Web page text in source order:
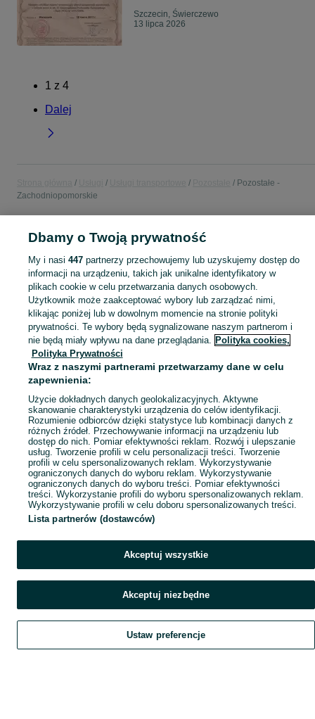
Szczecin, Świerczewo
13 lipca 2026
1 z 4
Dalej
Pozostałe -
Zachodniopomorskie
POLSKA » ZACHODNIOPOMORSKIE
KATEGORIA
Skorzystaj z największego serwisu ogłoszeniowego - Zachodniopomorskie i okolice! - kupuj lub sprzedawaj jeszcze wygodniej w kategorii Pozostałe! Zobacz
Mapa kategorii
Mapa miejscowości
Mapa ministron
Szukaj Obserwujesz Dodaj Czat Konto
Dbamy o Twoją prywatność
My i nasi 447partnerzy przechowujemy lub uzyskujemy dostęp do
informacji na urządzeniu, takich jak unikalne identyfikatory w
plikach cookie w celu przetwarzania danych osobowych.
Użytkownik może zaakceptować wybory lub zarządzać nimi,
klikając poniżej lub w dowolnym momencie na stronie polityki
prywatności. Te wybory będą sygnalizowane naszym partnerom i
nie będą miały wpływu na dane przeglądania. Polityka cookies,
Polityka Prywatności
Wraz z naszymi partnerami przetwarzamy dane w celu
zapewnienia:
Użycie dokładnych danych geolokalizacyjnych. Aktywne
skanowanie charakterystyki urządzenia do celów identyfikacji.
Rozumienie odbiorców dzięki statystyce lub kombinacji danych z
różnych źródeł. Przechowywanie informacji na urządzeniu lub
dostęp do nich. Pomiar efektywności reklam. Rozwój i ulepszanie
usług. Tworzenie profili w celu personalizacji treści. Tworzenie
profili w celu spersonalizowanych reklam. Wykorzystywanie
ograniczonych danych do wyboru reklam. Wykorzystywanie
ograniczonych danych do wyboru treści. Pomiar efektywności
treści. Wykorzystanie profili do wyboru spersonalizowanych reklam.
Wykorzystywanie profili w celu doboru spersonalizowanych treści.
Lista partnerów (dostawców)
Akceptuj wszystkie
Akceptuj niezbędne
Ustaw preferencje